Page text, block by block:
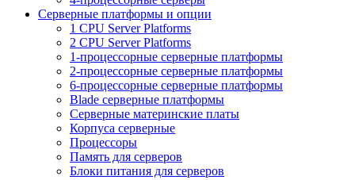
Серверные платформы и опции
1 CPU Server Platforms
2 CPU Server Platforms
1-процессорные серверные платформы
2-процессорные серверные платформы
6-процессорные серверные платформы
Blade серверные платформы
Серверные материнские платы
Корпуса серверные
Процессоры
Память для серверов
Блоки питания для серверов